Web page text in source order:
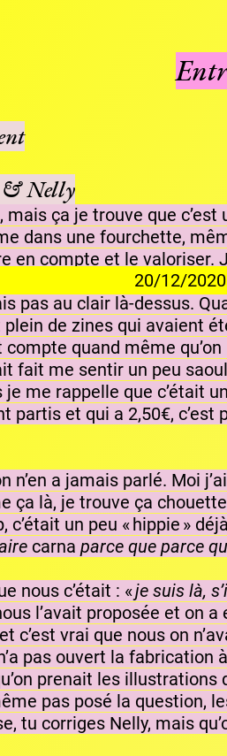
Nelly
mais ça je trouve que
dans une fourchette,
en compte et le
est rémunérés au SMIC.
pas au clair là-dessus.
de zines qui avaient
quand même
fait me sentir un peu
je me rappelle que c’était
partis et qui a 2,50€,
n’en a jamais parlé. Moi
ça là, je trouve ça
c’était un peu « hippie »
carna parce que parce
nous c’était : «je suis là,
l’avait proposée et on
c’est vrai que nous on
pas ouvert la
prenait les illustrations
pas posé la question,
tu corriges Nelly, mais
Barbapapas, les